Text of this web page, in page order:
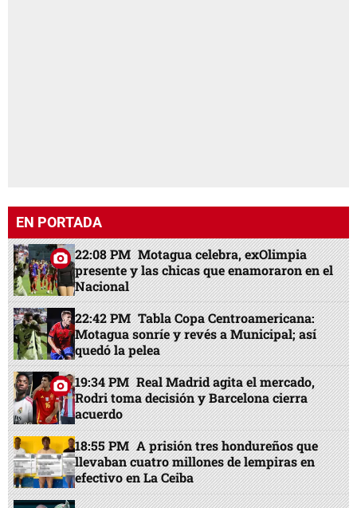
EN PORTADA
22:08 PM Motagua celebra, exOlimpia
presente y las chicas que enamoraron en el
Nacional
22:42 PM Tabla Copa Centroamericana:
Motagua sonríe y revés a Municipal; así
quedó la pelea
19:34 PM Real Madrid agita el mercado,
Rodri toma decisión y Barcelona cierra
acuerdo
18:55 PM A prisión tres hondureños que
llevaban cuatro millones de lempiras en
efectivo en La Ceiba